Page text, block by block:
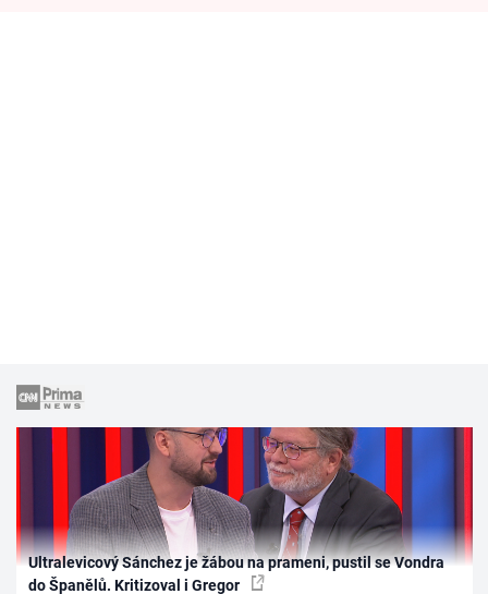
Ultralevicový Sánchez je žábou na prameni, pustil se Vondra
do Španělů. Kritizoval i Gregor